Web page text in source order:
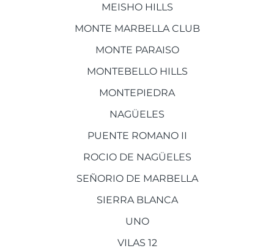
MEISHO HILLS
MONTE MARBELLA CLUB
MONTE PARAISO
MONTEBELLO HILLS
MONTEPIEDRA
NAGÜELES
PUENTE ROMANO II
ROCIO DE NAGÜELES
SEÑORIO DE MARBELLA
SIERRA BLANCA
UNO
VILAS 12